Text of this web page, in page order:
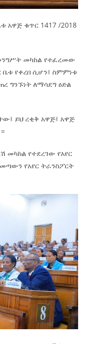
አዋጅ ቁጥር 1417 /2018
መካከል የተፈረመው
ቤቱ የቀረበ ሲሆን፤ ስምምነቱ
ግንኙነት ለማሳደግ ዕድል
ይህ ረቂቅ አዋጅ፤ አዋጅ
መካከል የተደረገው የአየር
የአየር ትራንስፖርት